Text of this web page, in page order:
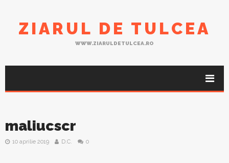
ZIARUL DE TULCEA
WWW.ZIARULDETULCEA.RO
maliucscr
10 aprilie 2019 D.C. 0